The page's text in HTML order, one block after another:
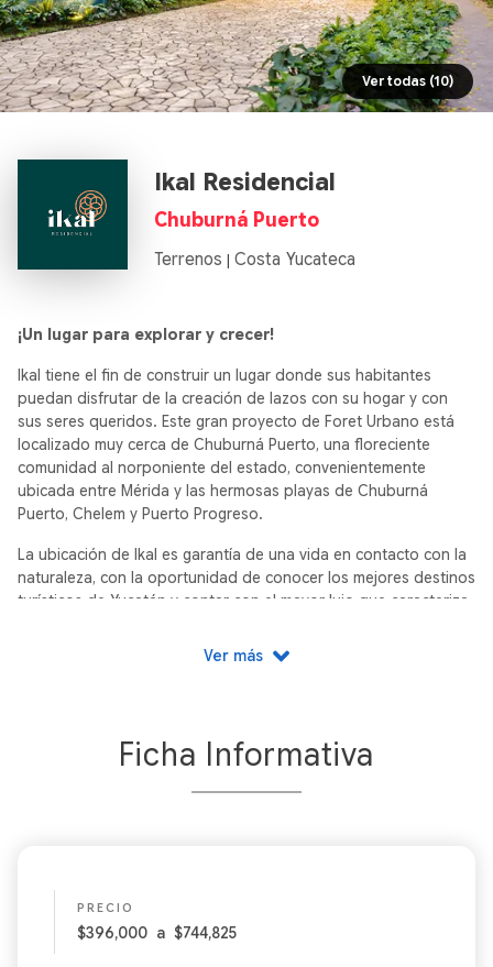
Ver todas (10)
Ikal Residencial
Chuburná Puerto
Terrenos | Costa Yucateca
¡Un lugar para explorar y crecer!
Ikal tiene el fin de construir un lugar donde sus habitantes
puedan disfrutar de la creación de lazos con su hogar y con
sus seres queridos. Este gran proyecto de Foret Urbano está
localizado muy cerca de Chuburná Puerto, una floreciente
comunidad al norponiente del estado, convenientemente
ubicada entre Mérida y las hermosas playas de Chuburná
Puerto, Chelem y Puerto Progreso.
La ubicación de Ikal es garantía de una vida en contacto con la
naturaleza, con la oportunidad de conocer los mejores destinos
turísticos de Yucatán y contar con el mayor lujo que caracteriza
Ver más
Ficha Informativa
PRECIO
$396,000 a $744,825